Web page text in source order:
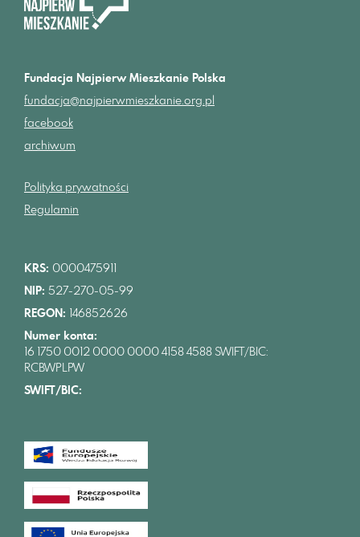
Fundacja Najpierw Mieszkanie Polska
fundacja@najpierwmieszkanie.org.pl
facebook
archiwum
Polityka prywatności
Regulamin
KRS: 0000475911
NIP: 527-270-05-99
REGON:
146852626
Numer konta:
16 1750 0012 0000 0000 4158 4588 SWIFT/BIC:
RCBWPLPW
SWIFT/BIC: